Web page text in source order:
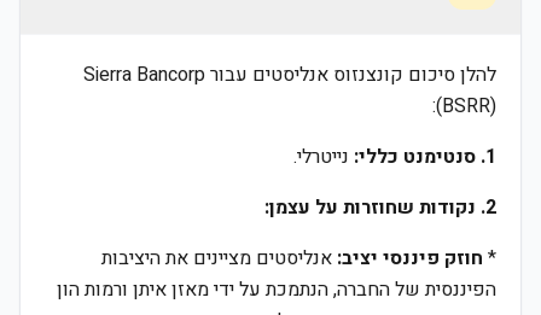
להלן סיכום קונצנזוס אנליסטים עבור Sierra Bancorp
(BSRR):
1. סנטימנט כללי:
נייטרלי.
2. נקודות שחוזרות על עצמן:
* חוזק פיננסי יציב: אנליסטים מציינים את היציבות
הפיננסית של החברה, הנתמכת על ידי מאזן איתן ורמות הון